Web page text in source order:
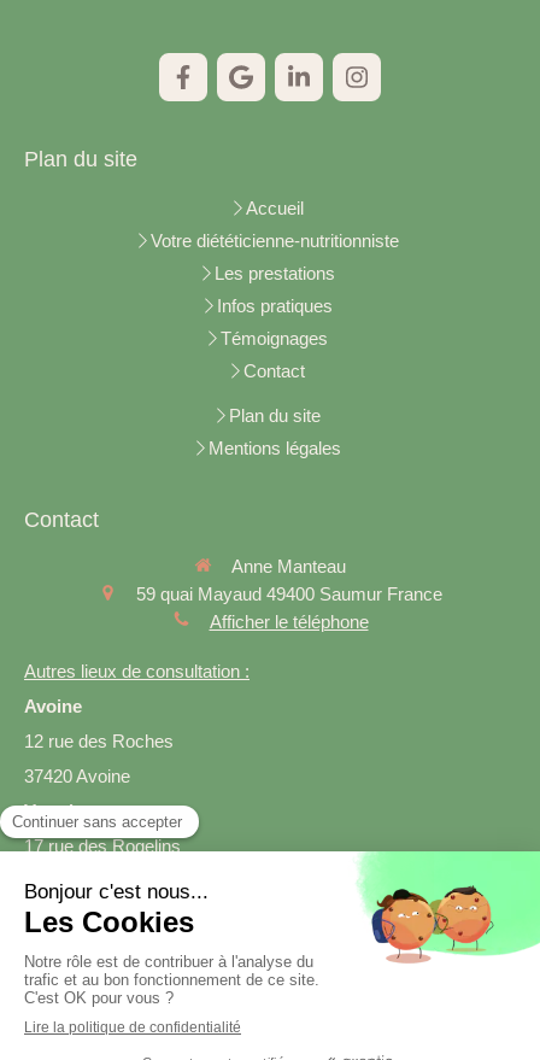
Plan du site
Accueil
Votre diététicienne-nutritionniste
Les prestations
Infos pratiques
Témoignages
Contact
Plan du site
Mentions légales
Contact
Anne Manteau
59 quai Mayaud 49400 Saumur France
Afficher le téléphone
Autres lieux de consultation :
Avoine
12 rue des Roches
37420 Avoine
Varrains
17 rue des Rogelins
49400 Varrains
Prendre rendez-vous
Création et référencement du site par Simplébo
Site créé grâce àSmartDiet